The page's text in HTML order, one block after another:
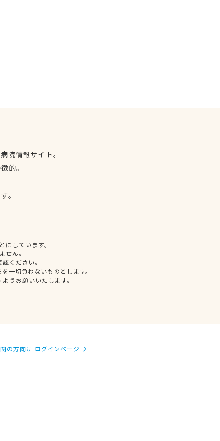
院情報サイト。
的。
。
しています。
せん。
ください。
一切負わないものとします。
うお願いいたします。
の方向け ログインページ